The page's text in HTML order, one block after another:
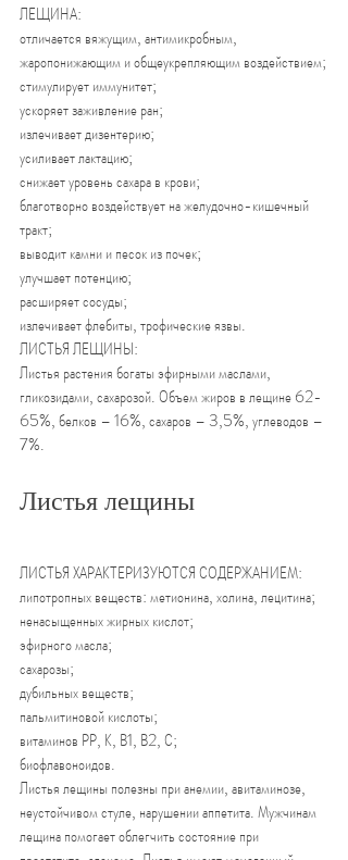
ЛЕЩИНА:
отличается вяжущим, антимикробным,
жаропонижающим и общеукрепляющим воздействием;
стимулирует иммунитет;
ускоряет заживление ран;
излечивает дизентерию;
усиливает лактацию;
снижает уровень сахара в крови;
благотворно воздействует на желудочно-кишечный
тракт;
выводит камни и песок из почек;
улучшает потенцию;
расширяет сосуды;
излечивает флебиты, трофические язвы.
ЛИСТЬЯ ЛЕЩИНЫ:
Листья растения богаты эфирными маслами,
гликозидами, сахарозой. Объем жиров в лещине 62-
65%, белков – 16%, сахаров – 3,5%, углеводов –
7%.
Листья лещины
ЛИСТЬЯ ХАРАКТЕРИЗУЮТСЯ СОДЕРЖАНИЕМ:
липотропных веществ: метионина, холина, лецитина;
ненасыщенных жирных кислот;
эфирного масла;
сахарозы;
дубильных веществ;
пальмитиновой кислоты;
витаминов РР, К, В1, В2, С;
биофлавоноидов.
Листья лещины полезны при анемии, авитаминозе,
неустойчивом стуле, нарушении аппетита. Мужчинам
лещина помогает облегчить состояние при